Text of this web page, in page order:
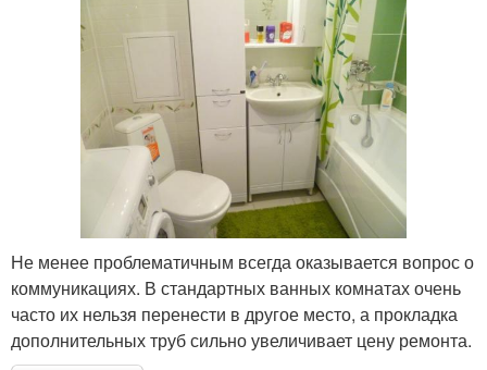
Не менее проблематичным всегда оказывается вопрос о
коммуникациях. В стандартных ванных комнатах очень
часто их нельзя перенести в другое место, а прокладка
дополнительных труб сильно увеличивает цену ремонта.